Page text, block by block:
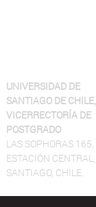
UNIVERSIDAD DE
SANTIAGO DE CHILE,
VICERRECTORÍA DE
POSTGRADO
LAS SOPHORAS 165,
ESTACIÓN CENTRAL,
SANTIAGO, CHILE.